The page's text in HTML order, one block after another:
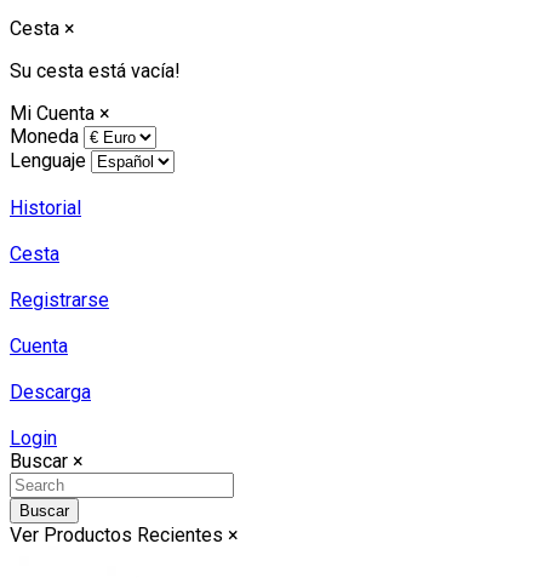
Cesta ×
Su cesta está vacía!
Mi Cuenta ×
Moneda
Lenguaje
Historial
Cesta
Registrarse
Cuenta
Descarga
Login
Buscar ×
Buscar
Ver Productos Recientes ×